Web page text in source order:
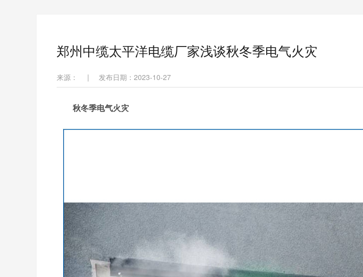
郑州中缆太平洋电缆厂家浅谈秋冬季电气火灾
来源： | 发布日期：2023-10-27
秋冬季电气火灾